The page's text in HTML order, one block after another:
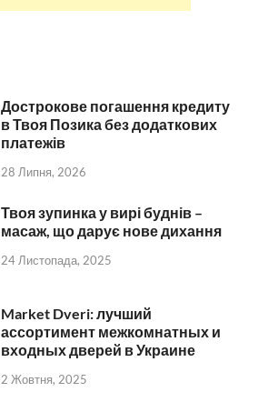
Дострокове погашення кредиту
в Твоя Позика без додаткових
платежів
28 Липня, 2026
Твоя зупинка у вирі буднів –
масаж, що дарує нове дихання
24 Листопада, 2025
Market Dveri: лучший
ассортимент межкомнатных и
входных дверей в Украине
2 Жовтня, 2025